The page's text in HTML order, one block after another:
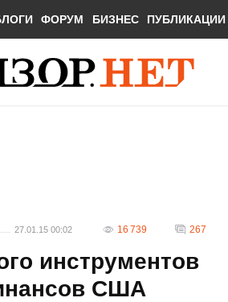
ФОРУМ БИЗНЕС ПУБЛИКАЦИИ
27.01.15 00:02 16 739 267
инструментов
США